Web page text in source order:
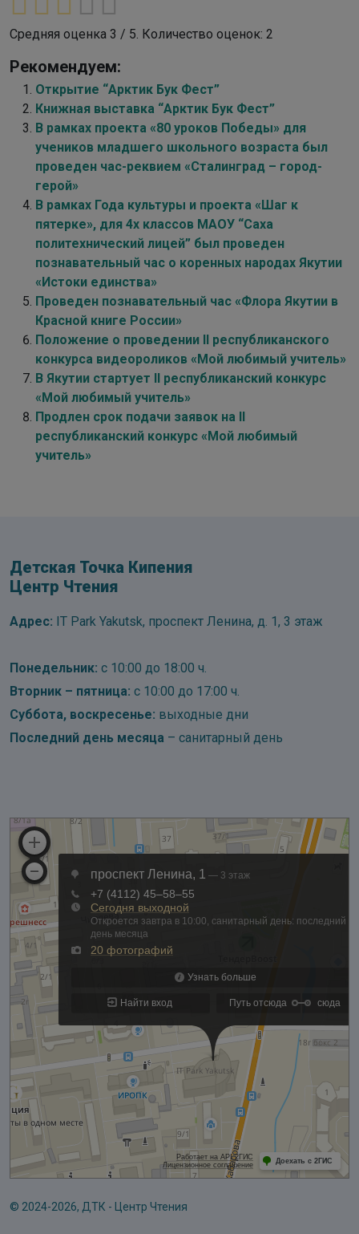
Средняя оценка 3 / 5. Количество оценок: 2
Рекомендуем:
Открытие “Арктик Бук Фест”
Книжная выставка “Арктик Бук Фест”
В рамках проекта «80 уроков Победы» для
учеников младшего школьного возраста был
проведен час-реквием «Сталинград – город-
герой»
В рамках Года культуры и проекта «Шаг к
пятерке», для 4х классов МАОУ “Саха
политехнический лицей” был проведен
познавательный час о коренных народах Якутии
«Истоки единства»
Проведен познавательный час «Флора Якутии в
Красной книге России»
Положение о проведении II республиканского
конкурса видеороликов «Мой любимый учитель»
В Якутии стартует II республиканский конкурс
«Мой любимый учитель»
Продлен срок подачи заявок на II
республиканский конкурс «Мой любимый
учитель»
Детская Точка Кипения
Центр Чтения
Адрес: IT Park Yakutsk, проспект Ленина, д. 1, 3 этаж
Понедельник: с 10:00 до 18:00 ч.
Вторник – пятница: с 10:00 до 17:00 ч.
Суббота, воскресенье: выходные дни
Последний день месяца – санитарный день
© 2024-2026, ДТК - Центр Чтения